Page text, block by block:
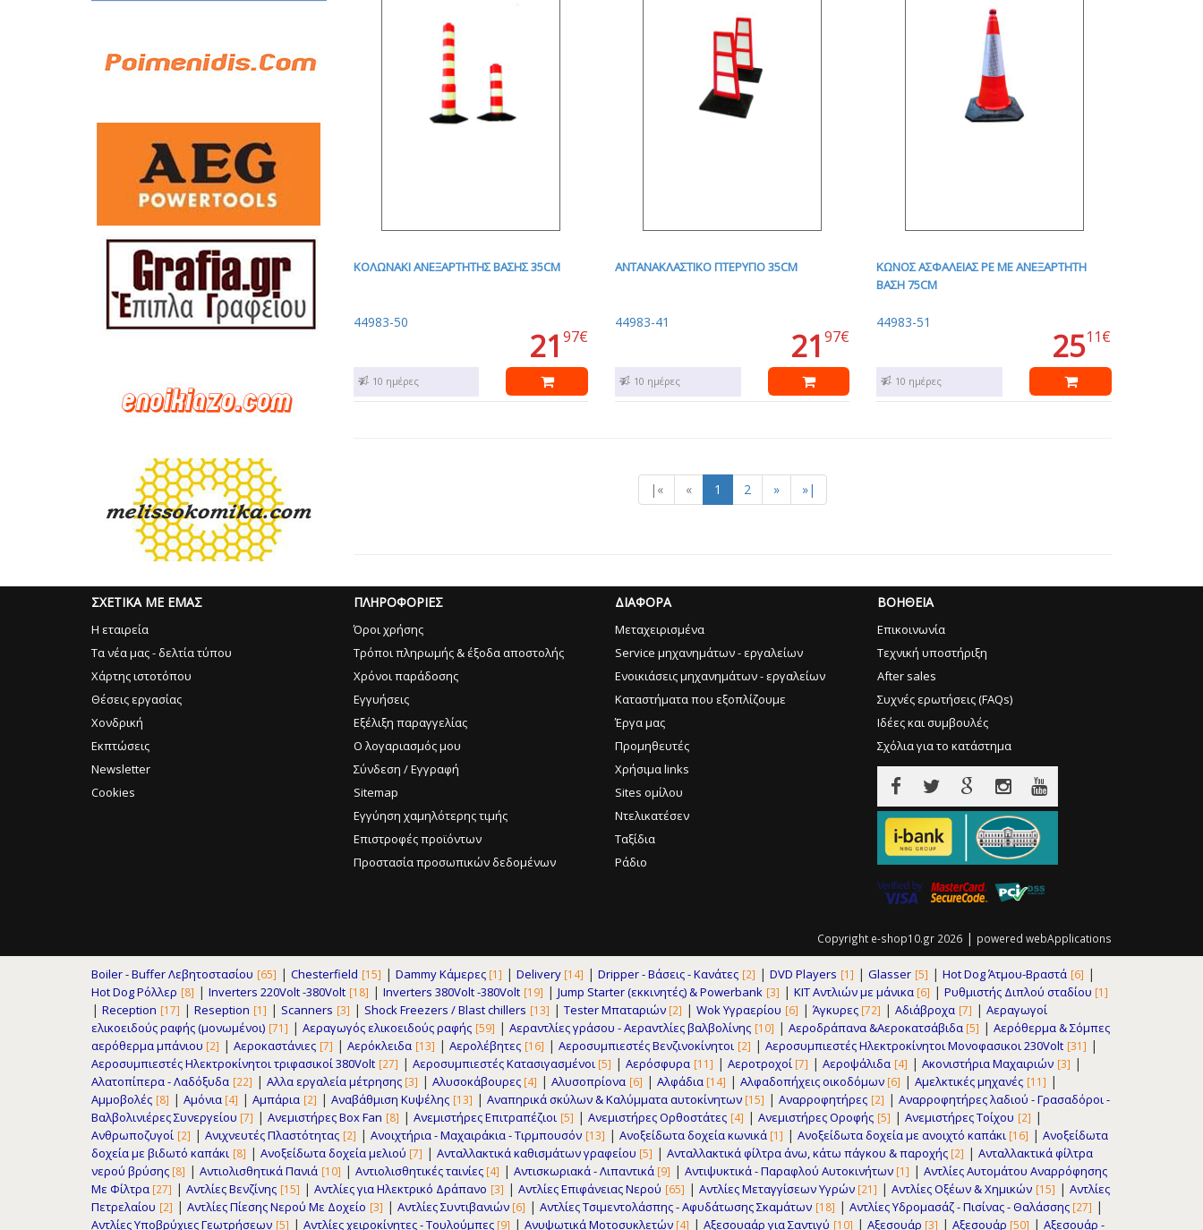
ΚΟΛΩΝΑΚΙ ΑΝΕΞΑΡΤΗΤΗΣ ΒΑΣΗΣ 35CM
44983-50
21 97€
7 - 10 ημέρες
ΑΝΤΑΝΑΚΛΑΣΤΙΚO ΠΤΕΡΥΓΙO 35CM
44983-41
21 97€
7 - 10 ημέρες
ΚΩΝΟΣ ΑΣΦΑΛΕΙΑΣ ΡΕ ΜΕ ΑΝΕΞΑΡΤΗΤΗ
ΒΑΣΗ 75CM
44983-51
2511€
7 - 10 ημέρες
|« « 1 2 » »|
ΣΧΕΤΙΚΑ ΜΕ ΕΜΑΣ
Η εταιρεία
Τα νέα μας - δελτία τύπου
Χάρτης ιστοτόπου
Θέσεις εργασίας
Χονδρική
Εκπτώσεις
Newsletter
Cookies
ΠΛΗΡΟΦΟΡΙΕΣ
Όροι χρήσης
Τρόποι πληρωμής & έξοδα αποστολής
Χρόνοι παράδοσης
Εγγυήσεις
Εξέλιξη παραγγελίας
Ο λογαριασμός μου
Σύνδεση / Εγγραφή
Sitemap
Εγγύηση χαμηλότερης τιμής
Επιστροφές προϊόντων
Προστασία προσωπικών δεδομένων
ΔΙΑΦΟΡΑ
Μεταχειρισμένα
Service μηχανημάτων - εργαλείων
Ενοικιάσεις μηχανημάτων - εργαλείων
Καταστήματα που εξοπλίζουμε
Έργα μας
Προμηθευτές
Χρήσιμα links
Sites ομίλου
Ντελικατέσεν
Ταξίδια
Ράδιο
ΒΟΗΘΕΙΑ
Επικοινωνία
Τεχνική υποστήριξη
After sales
Συχνές ερωτήσεις (FAQs)
Ιδέες και συμβουλές
Σχόλια για το κατάστημα
Copyright e-shop10.gr 2026 | powered webApplications
Boiler - Buffer Λεβητοστασίου [65] | Chesterfield [15] | Dammy Κάμερες [1] | Delivery [14] | Dripper - Βάσεις - Κανάτες [2] | DVD Players [1] | Glasser [5] | Hot Dog Άτμου-Βραστά [6] |
Hot Dog Ρόλλερ [8] | Inverters 220Volt -380Volt [18] | Inverters 380Volt -380Volt [19] | Jump Starter (εκκινητές) & Powerbank [3] | KIT Αντλιών με μάνικα [6] | Pυθμιστής Διπλού σταδίου [1]
| Reception [17] | Reseption [1] | Scanners [3] | Shock Freezers / Blast chillers [13] | Tester Μπαταριών [2] | Wok Υγραερίου [6] | Άγκυρες [72] | Αδιάβροχα [7] | Αεραγωγοί
ελικοειδούς ραφής (μονωμένοι) [71] | Αεραγωγός ελικοειδούς ραφής [59] | Αεραντλίες γράσου - Αεραντλίες βαλβολίνης [10] | Αεροδράπανα &Αεροκατσάβιδα [5] | Αερόθερμα & Σόμπες
αερόθερμα μπάνιου [2] | Αεροκαστάνιες [7] | Αερόκλειδα [13] | Αερολέβητες [16] | Αεροσυμπιεστές Βενζινοκίνητοι [2] | Αεροσυμπιεστές Ηλεκτροκίνητοι Μονοφασικοι 230Volt [31] |
Αεροσυμπιεστές Ηλεκτροκίνητοι τριφασικοί 380Volt [27] | Αεροσυμπιεστές Κατασιγασμένοι [5] | Αερόσφυρα [11] | Αεροτροχοί [7] | Αεροψάλιδα [4] | Ακονιστήρια Μαχαιριών [3] |
Αλατοπίπερα - Λαδόξυδα [22] | Αλλα εργαλεία μέτρησης [3] | Αλυσοκάβουρες [4] | Αλυσοπρίονα [6] | Αλφάδια [14] | Αλφαδοπήχεις οικοδόμων [6] | Αμελκτικές μηχανές [11] |
Αμμοβολές [8] | Αμόνια [4] | Αμπάρια [2] | Αναβάθμιση Κυψέλης [13] | Αναπηρικά σκύλων & Καλύμματα αυτοκίνητων [15] | Αναρροφητήρες [2] | Αναρροφητήρες λαδιού - Γρασαδόροι -
Βαλβολινιέρες Συνεργείου [7] | Ανεμιστήρες Box Fan [8] | Ανεμιστήρες Επιτραπέζιοι [5] | Ανεμιστήρες Ορθοστάτες [4] | Ανεμιστήρες Οροφής [5] | Ανεμιστήρες Τοίχου [2] |
Ανθρωποζυγοί [2] | Ανιχνευτές Πλαστότητας [2] | Ανοιχτήρια - Μαχαιράκια - Τιρμπουσόν [13] | Ανοξείδωτα δοχεία κωνικά [1] | Ανοξείδωτα δοχεία με ανοιχτό καπάκι [16] | Ανοξείδωτα
δοχεία με βιδωτό καπάκι [8] | Ανοξείδωτα δοχεία μελιού [7] | Ανταλλακτικά καθισμάτων γραφείου [5] | Ανταλλακτικά φίλτρα άνω, κάτω πάγκου & παροχής [2] | Ανταλλακτικά φίλτρα
νερού βρύσης [8] | Αντιολισθητικά Πανιά [10] | Αντιολισθητικές ταινίες [4] | Αντισκωριακά - Λιπαντικά [9] | Αντιψυκτικά - Παραφλού Αυτοκινήτων [1] | Αντλίες Αυτομάτου Αναρρόφησης
Με Φίλτρα [27] | Αντλίες Βενζίνης [15] | Αντλίες για Ηλεκτρικό Δράπανο [3] | Αντλίες Επιφάνειας Νερού [65] | Αντλίες Μεταγγίσεων Υγρών [21] | Αντλίες Οξέων & Χημικών [15] | Αντλίες
Πετρελαίου [2] | Αντλίες Πίεσης Νερού Με Δοχείο [3] | Αντλίες Συντιβανιών [6] | Αντλίες Τσιμεντολάσπης - Αφυδάτωσης Σκαμάτων [18] | Αντλίες Υδρομασάζ - Πισίνας - Θαλάσσης [27] |
Αντλίες Υποβρύχιες Γεωτρήσεων [5] | Αντλίες χειροκίνητες - Τουλούμπες [9] | Ανυψωτικά Μοτοσυκλετών [4] | Αξεσουαάρ για Σαντιγύ [10] | Αξεσουάρ [3] | Αξεσουάρ [50] | Αξεσουάρ -